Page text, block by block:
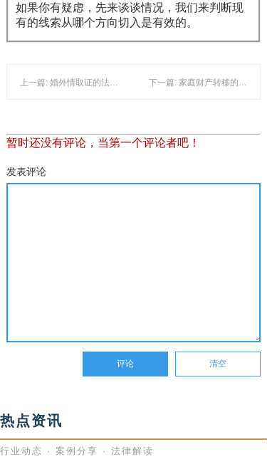
如果你有疑虑，先来谈谈情况，我们来判断现
有的线索从哪个方向切入是有效的。
上一篇: 婚外情取证的法律红线和实操边界：一份行业内… 下一篇: 家庭财产转移的深度取证：从发现线索到构建完整
暂时还没有评论，当第一个评论者吧！
发表评论
热点资讯
行业动态 · 案例分享 · 法律解读